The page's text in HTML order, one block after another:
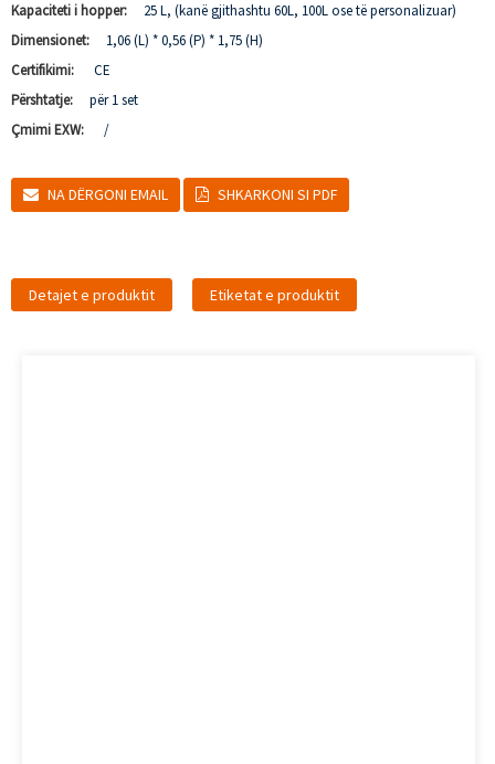
Kapaciteti i hopper:
25 L, (kanë gjithashtu 60L, 100L ose të personalizuar)
Dimensionet:
1,06 (L) * 0,56 (P) * 1,75 (H)
Certifikimi:
CE
Përshtatje:
për 1 set
Çmimi EXW:
/
NA DËRGONI EMAIL SHKARKONI SI PDF
Detajet e produktit Etiketat e produktit